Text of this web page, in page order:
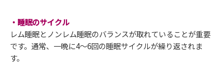
・睡眠のサイクル
レム睡眠とノンレム睡眠のバランスが取れていることが重要
です。通常、一晩に4〜6回の睡眠サイクルが繰り返されま
す。